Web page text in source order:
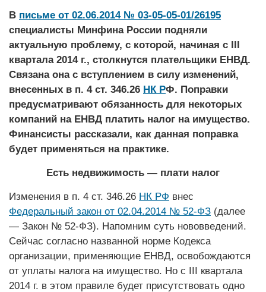
В письме от 02.06.2014 № 03-05-05-01/26195
специалисты Минфина России подняли
актуальную проблему, с которой, начиная с III
квартала 2014 г., столкнутся плательщики ЕНВД.
Связана она с вступлением в силу изменений,
внесенных в п. 4 ст. 346.26 НК РФ. Поправки
предусматривают обязанность для некоторых
компаний на ЕНВД платить налог на имущество.
Финансисты рассказали, как данная поправка
будет применяться на практике.
Есть недвижимость — плати налог
Изменения в п. 4 ст. 346.26 НК РФ внес
Федеральный закон от 02.04.2014 № 52-ФЗ (далее
— Закон № 52-ФЗ). Напомним суть нововведений.
Сейчас согласно названной норме Кодекса
организации, применяющие ­ЕНВД, освобождаются
от уплаты налога на имущество. Но с III квартала
2014 г. в этом правиле будет присутствовать одно